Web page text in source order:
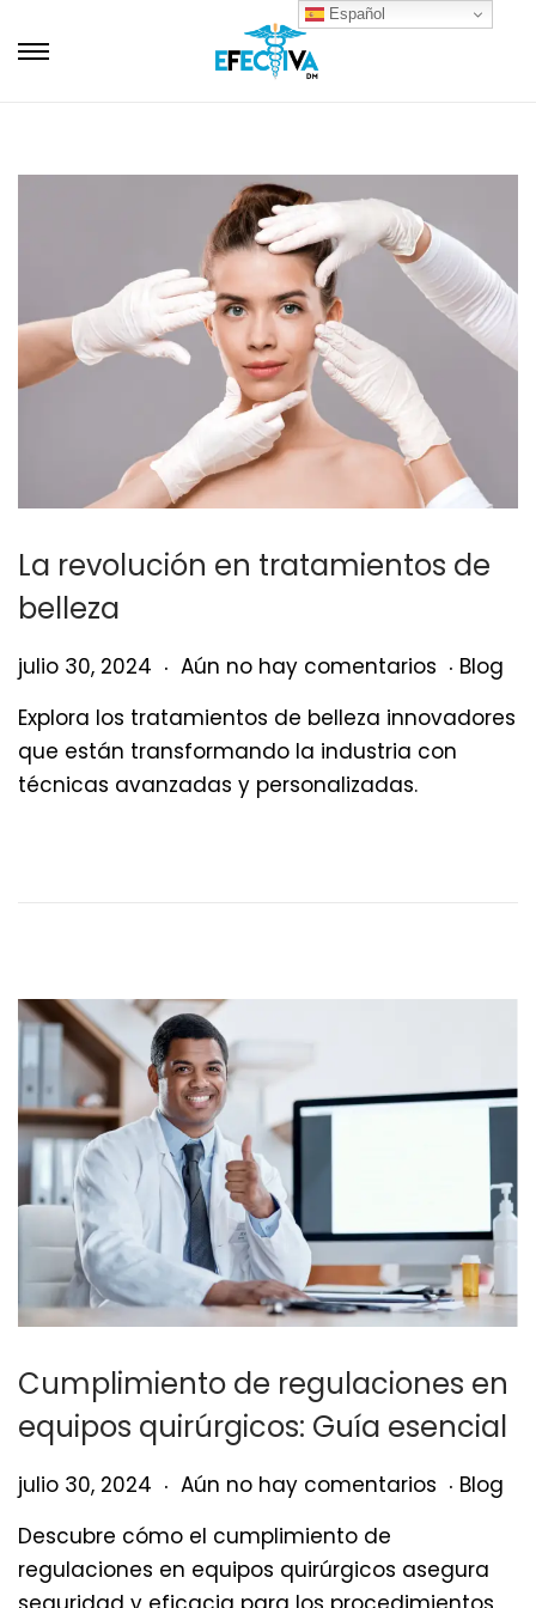
La revolución en tratamientos de
belleza
Publicado el
julio 30, 2024
l
i
o
2
4
. Aún no hay comentarios . Blog
Explora los tratamientos de belleza innovadores
que están transformando la industria con
técnicas avanzadas y personalizadas.
Cumplimiento de regulaciones en
equipos quirúrgicos: Guía esencial
Publicado el
julio 30, 2024
l
i
. Aún no hay comentarios . Blog
Descubre cómo el cumplimiento de
regulaciones en equipos quirúrgicos asegura
Español